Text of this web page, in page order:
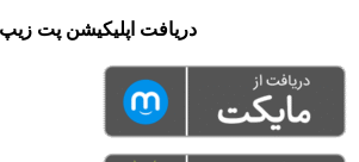
دریافت اپلیکیشن پت